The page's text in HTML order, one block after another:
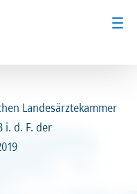
Landesärztekammer
i. d. F. der